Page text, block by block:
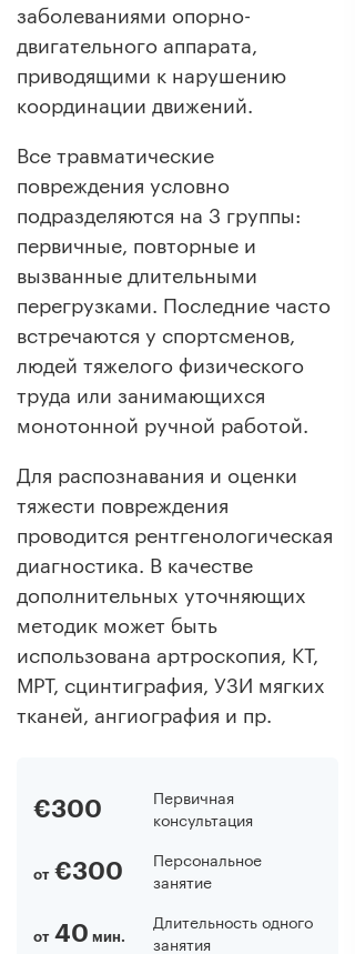
заболеваниями опорно-
двигательного аппарата,
приводящими к нарушению
координации движений.
Все травматические
повреждения условно
подразделяются на 3 группы:
первичные, повторные и
вызванные длительными
перегрузками. Последние часто
встречаются у спортсменов,
людей тяжелого физического
труда или занимающихся
монотонной ручной работой.
Для распознавания и оценки
тяжести повреждения
проводится рентгенологическая
диагностика. В качестве
дополнительных уточняющих
методик может быть
использована артроскопия, КТ,
МРТ, сцинтиграфия, УЗИ мягких
тканей, ангиография и пр.
€300
Первичная
консультация
от€300
Персональное
занятие
от40 мин.
Длительность одного
занятия